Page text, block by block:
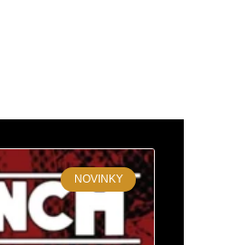
NOVINKY